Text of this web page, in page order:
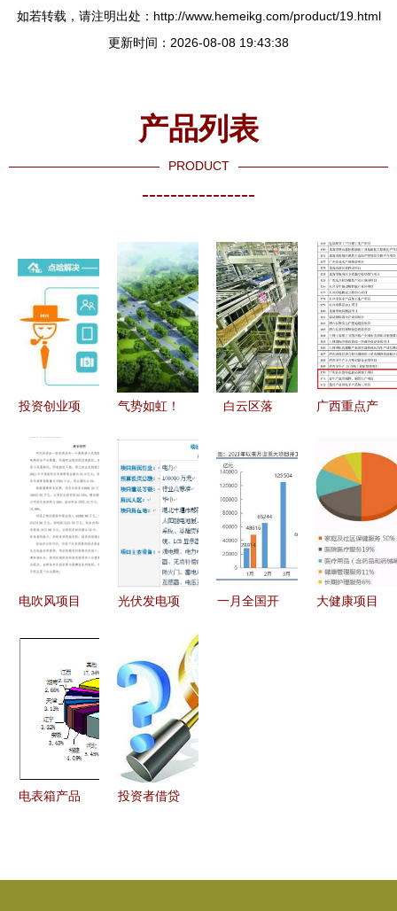
如若转载，请注明出处：http://www.hemeikg.com/product/19.html
更新时间：2026-08-08 19:43:38
产品列表
PRODUCT
----------------
投资创业项
尚果科技为
您剖析关键
要点
气势如虹！
为高质量发
展增添新动
白云区落
点任务 推
进新型工业
化与项目投
资建设走深
走实
广西重点产
项目（第一
批）名单公
布，崇左这
些项目入选
电吹风项目
板）
光伏发电项
元的工程决
策与回报
一月全国开
大健康项目
电表箱产品
投资者借贷